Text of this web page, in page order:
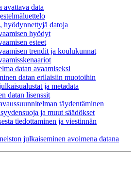
avattava data
hyödynnettyjä datoja
hyödyt
esteet
trendit ja koulukunnat
datan avaamiseksi
datan erilaisiin muotoihin
ja metadata
datan lisenssit
täydentäminen
ja muut säädökset
tiedottaminen ja viestinnän
julkaiseminen avoimena datana